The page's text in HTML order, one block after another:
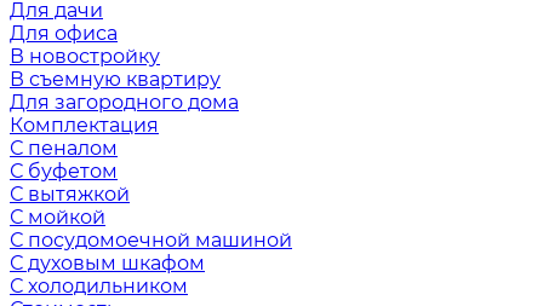
Для дачи
Для офиса
В новостройку
В съемную квартиру
Для загородного дома
Комплектация
С пеналом
С буфетом
С вытяжкой
С мойкой
С посудомоечной машиной
С духовым шкафом
С холодильником